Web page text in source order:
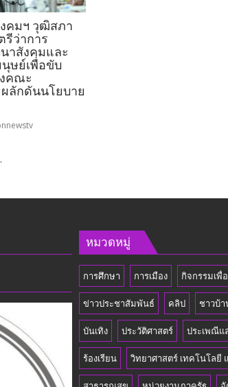
คมฯ วุฒิสภา
รีว่าการ
าสังคมและ
ษย์เพื่อขับ
คณะ
ลักดันนโยบาย
หมวดหมู่
การศึกษา การเมือง กิจกรรมเพื่
ข่าวประชาสัมพันธ์ คลิป ชาวบ้
บันเทิง ประวัติศาสตร์ ประเพณีแ
ร้องเรียน วิทยาศาสตร์ เทคโนโลยี